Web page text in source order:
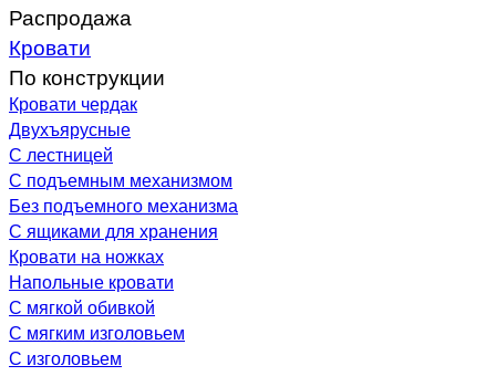
Распродажа
Кровати
По конструкции
Кровати чердак
Двухъярусные
С лестницей
С подъемным механизмом
Без подъемного механизма
С ящиками для хранения
Кровати на ножках
Напольные кровати
С мягкой обивкой
С мягким изголовьем
С изголовьем